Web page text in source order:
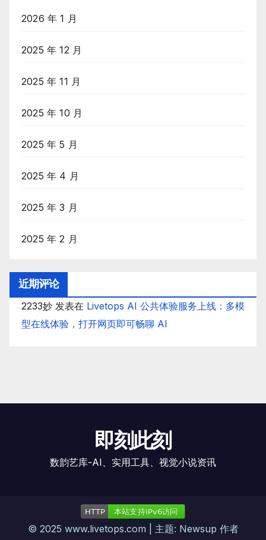
2026 年 1 月
2025 年 12 月
2025 年 11 月
2025 年 10 月
2025 年 5 月
2025 年 4 月
2025 年 3 月
2025 年 2 月
近期评论
2233妙 发表在 Livetops AI 公共体验服务上线：多模
型在线体验，打开网页即可畅聊 AI
即刻此刻
数韵艺库-AI、实用工具、视觉小说资讯
© 2025 www.livetops.com | 主题: Newsup 作者